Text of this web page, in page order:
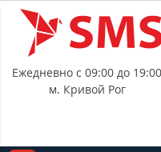
Ежедневно с 09:00 до 19:00
м. Кривой Рог